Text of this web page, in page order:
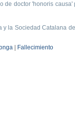
de doctor 'honoris
y la Sociedad Catalana
Fallecimiento